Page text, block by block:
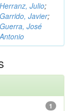
Herranz, Julio;
Garrido, Javier;
Guerra, José
Antonio
1